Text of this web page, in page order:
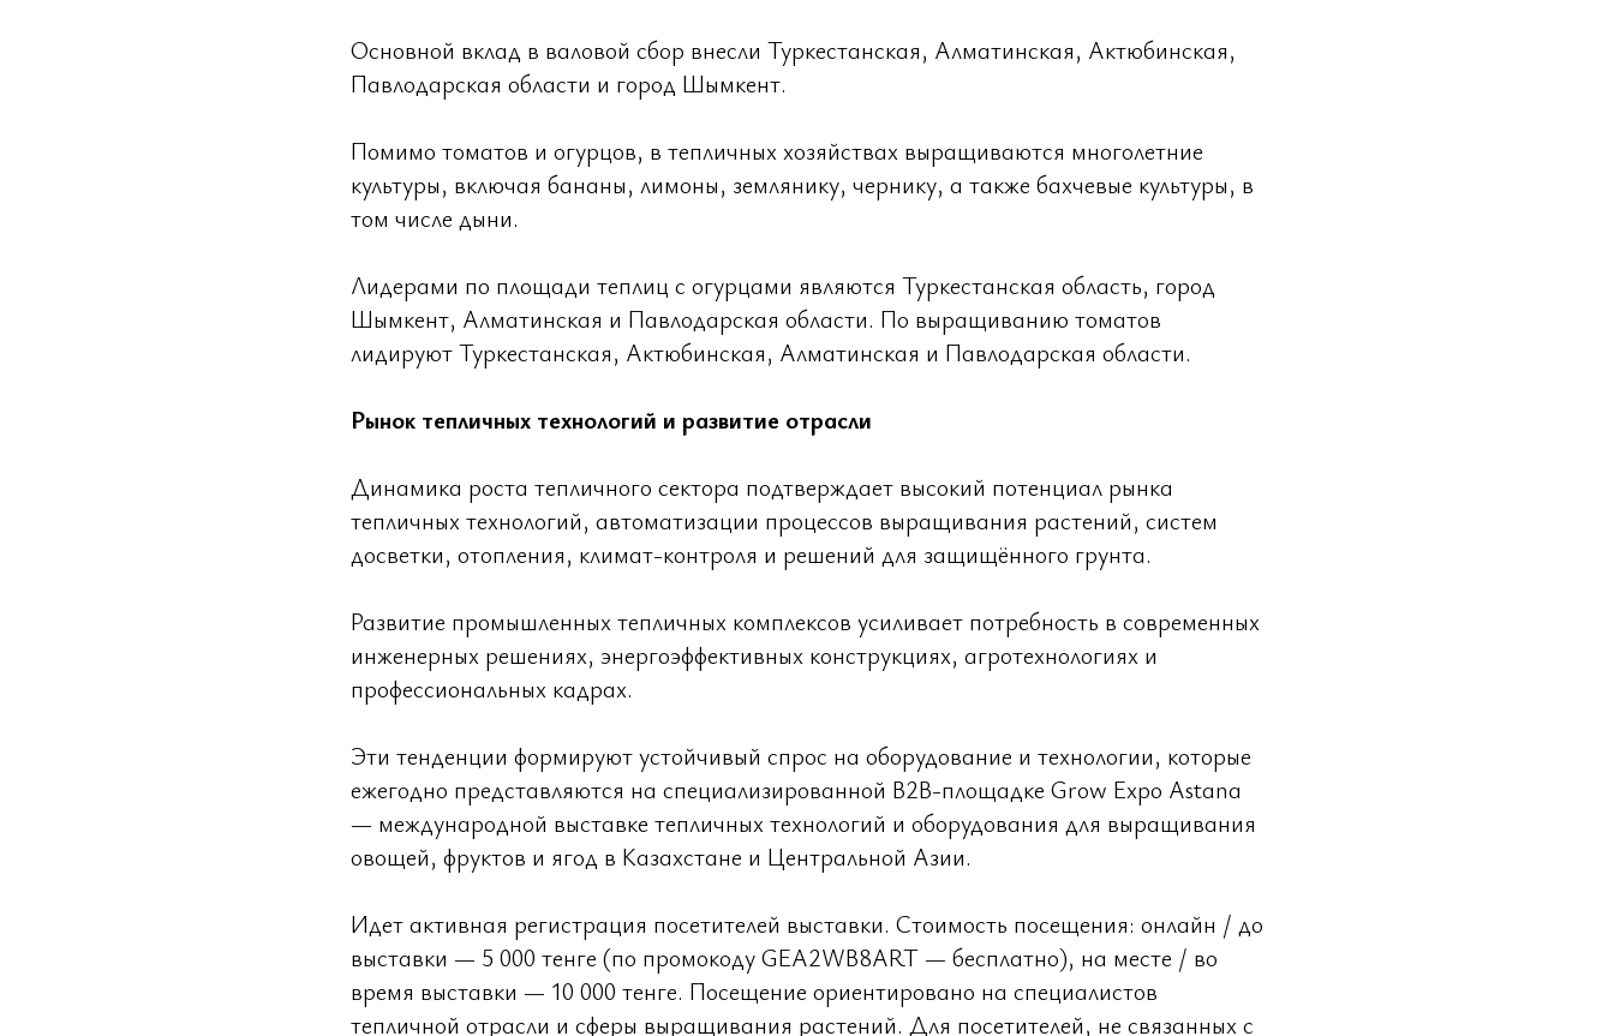
Основной вклад в валовой сбор внесли Туркестанская, Алматинская, Актюбинская,
Павлодарская области и город Шымкент.
Помимо томатов и огурцов, в тепличных хозяйствах выращиваются многолетние
культуры, включая бананы, лимоны, землянику, чернику, а также бахчевые культуры, в
том числе дыни.
Лидерами по площади теплиц с огурцами являются Туркестанская область, город
Шымкент, Алматинская и Павлодарская области. По выращиванию томатов
лидируют Туркестанская, Актюбинская, Алматинская и Павлодарская области.
Рынок тепличных технологий и развитие отрасли
Динамика роста тепличного сектора подтверждает высокий потенциал рынка
тепличных технологий, автоматизации процессов выращивания растений, систем
досветки, отопления, климат-контроля и решений для защищённого грунта.
Развитие промышленных тепличных комплексов усиливает потребность в современных
инженерных решениях, энергоэффективных конструкциях, агротехнологиях и
профессиональных кадрах.
Эти тенденции формируют устойчивый спрос на оборудование и технологии, которые
ежегодно представляются на специализированной B2B-площадке Grow Expo Astana
— международной выставке тепличных технологий и оборудования для выращивания
овощей, фруктов и ягод в Казахстане и Центральной Азии.
Идет активная регистрация посетителей выставки. Стоимость посещения: онлайн / до
выставки — 5 000 тенге (по промокоду GEA2WB8ART — бесплатно), на месте / во
время выставки — 10 000 тенге. Посещение ориентировано на специалистов
тепличной отрасли и сферы выращивания растений. Для посетителей, не связанных с